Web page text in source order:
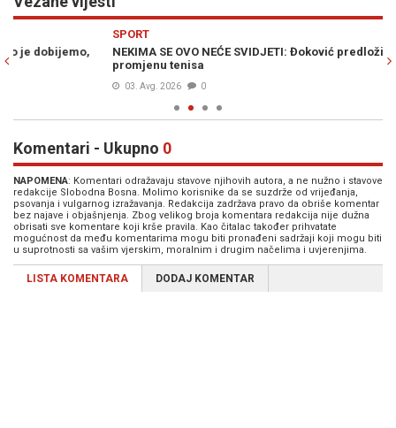
NEKIMA SE OVO NEĆE SVIDJETI: Đoković predložio revolucionarnu
Komentari - Ukupno 0
NAPOMENA: Komentari odražavaju stavove njihovih autora, a ne nužno i stavove
redakcije Slobodna Bosna. Molimo korisnike da se suzdrže od vrijeđanja,
psovanja i vulgarnog izražavanja. Redakcija zadržava pravo da obriše komentar
bez najave i objašnjenja. Zbog velikog broja komentara redakcija nije dužna
obrisati sve komentare koji krše pravila. Kao čitalac također prihvatate
mogućnost da među komentarima mogu biti pronađeni sadržaji koji mogu biti
u suprotnosti sa vašim vjerskim, moralnim i drugim načelima i uvjerenjima.
LISTA KOMENTARA DODAJ KOMENTAR